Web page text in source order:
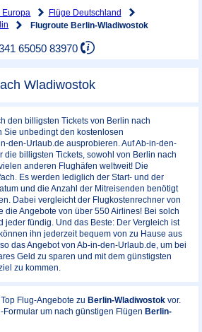
Europa
Flüge Deutschland
Flugroute Berlin-Wladiwostok
65050 83970
Wladiwostok
den billigsten Tickets von Berlin nach
Sie unbedingt den kostenlosen
den-Urlaub.de ausprobieren. Auf Ab-in-den-
die billigsten Tickets, sowohl von Berlin nach
anderen Flughäfen weltweit! Die
Es werden lediglich der Start- und der
und die Anzahl der Mitreisenden benötigt
Dabei vergleicht der Flugkostenrechner von
die Angebote von über 550 Airlines! Bei solch
jeder fündig. Und das Beste: Der Vergleich ist
ihn jederzeit bequem von zu Hause aus
das Angebot von Ab-in-den-Urlaub.de, um bei
Geld zu sparen und mit dem günstigsten
zu kommen.
Flug-Angebote zu Berlin-Wladiwostok vor.
Formular um nach günstigen Flügen Berlin-